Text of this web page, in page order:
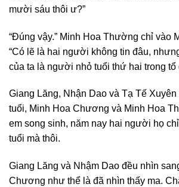
mười sáu thôi ư?”
“Đúng vậy.” Minh Hoa Thường chỉ vào
“Có lẽ là hai người không tin đâu,
của ta là người nhỏ tuổi thứ hai trong tổ
Giang Lăng, Nhận Dao và Tạ Tế
tuổi, Minh Hoa Chương và Minh Hoa
em song sinh, năm nay hai người họ
tuổi mà thôi.
Giang Lăng và Nhậm Dao đều nhìn
Chương như thể là đã nhìn thấy ma.